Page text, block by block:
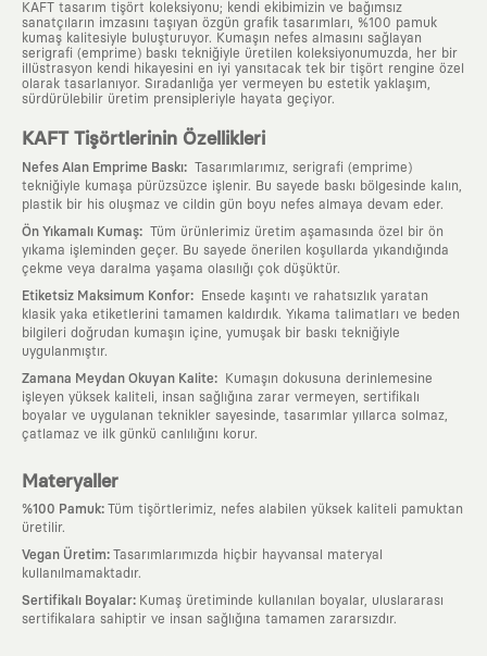
KAFT tasarım tişört koleksiyonu; kendi ekibimizin ve bağımsız
sanatçıların imzasını taşıyan özgün grafik tasarımları, %100 pamuk
kumaş kalitesiyle buluşturuyor. Kumaşın nefes almasını sağlayan
serigrafi (emprime) baskı tekniğiyle üretilen koleksiyonumuzda, her bir
illüstrasyon kendi hikayesini en iyi yansıtacak tek bir tişört rengine özel
olarak tasarlanıyor. Sıradanlığa yer vermeyen bu estetik yaklaşım,
sürdürülebilir üretim prensipleriyle hayata geçiyor.
KAFT Tişörtlerinin Özellikleri
Nefes Alan Emprime Baskı: Tasarımlarımız, serigrafi (emprime)
tekniğiyle kumaşa pürüzsüzce işlenir. Bu sayede baskı bölgesinde kalın,
plastik bir his oluşmaz ve cildin gün boyu nefes almaya devam eder.
Ön Yıkamalı Kumaş: Tüm ürünlerimiz üretim aşamasında özel bir ön
yıkama işleminden geçer. Bu sayede önerilen koşullarda yıkandığında
çekme veya daralma yaşama olasılığı çok düşüktür.
Etiketsiz Maksimum Konfor:
Ensede kaşıntı ve rahatsızlık yaratan
klasik yaka etiketlerini tamamen kaldırdık. Yıkama talimatları ve beden
bilgileri doğrudan kumaşın içine, yumuşak bir baskı tekniğiyle
uygulanmıştır.
Zamana Meydan Okuyan Kalite:
Kumaşın dokusuna derinlemesine
işleyen yüksek kaliteli, insan sağlığına zarar vermeyen, sertifikalı
boyalar ve uygulanan teknikler sayesinde, tasarımlar yıllarca solmaz,
çatlamaz ve ilk günkü canlılığını korur.
Materyaller
%100 Pamuk: Tüm tişörtlerimiz, nefes alabilen yüksek kaliteli pamuktan
üretilir.
Vegan Üretim: Tasarımlarımızda hiçbir hayvansal materyal
kullanılmamaktadır.
Sertifikalı Boyalar: Kumaş üretiminde kullanılan boyalar, uluslararası
sertifikalara sahiptir ve insan sağlığına tamamen zararsızdır.